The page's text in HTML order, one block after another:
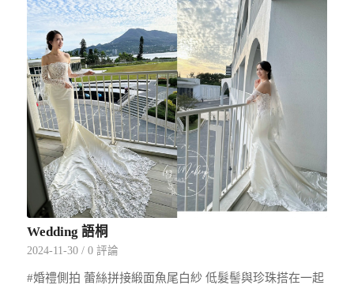
Wedding 語桐
2024-11-30 / 0 評論
#婚禮側拍 蕾絲拼接緞面魚尾白紗 低髮髻與珍珠搭在一起